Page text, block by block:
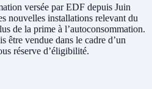
versée par EDF depuis Juin
nouvelles installations relevant du
de la prime à l’autoconsommation.
être vendue dans le cadre d’un
réserve d’éligibilité.